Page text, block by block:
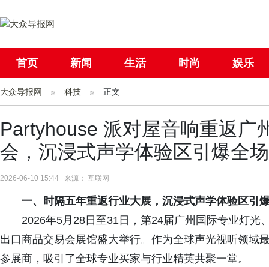
首页 新闻 生活 时尚 娱乐
社会 国际
大众导报网 科技 正文
Partyhouse 派对屋音响重返广
会，沉浸式声学体验区引爆全场
2026-06-10 15:44 来源： 互联网
一、 时隔五年重返行业大展，沉浸式声学体验区引
2026年5月28日至31日，第24届广州国际专业灯光
出口商品交易会展馆盛大举行。作为全球声光视听领域
参展商，吸引了全球专业买家与行业精英共聚一堂。